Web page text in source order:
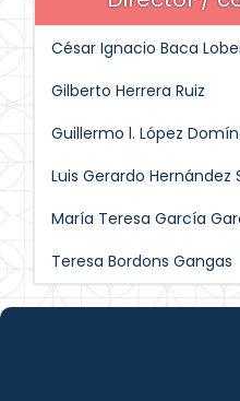
César Ignacio Baca
Gilberto Herrera Ruiz
Guillermo l. López
Luis Gerardo Hernández
María Teresa García
Teresa Bordons Gangas